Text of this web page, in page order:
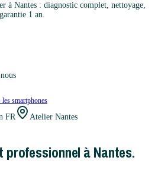
à Nantes : diagnostic complet, nettoyage,
1 an.
les smartphones
FR
Atelier Nantes
professionnel à Nantes.